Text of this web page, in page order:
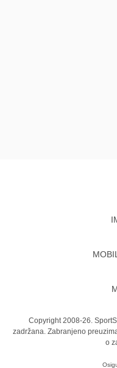
Copyright 2008-26.
zadržana. Zabranjeno
o